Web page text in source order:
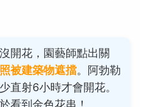
開花，園藝師點出關
被建築物遮擋。阿勃勒
直射6小時才會開花。
看到金色花串！